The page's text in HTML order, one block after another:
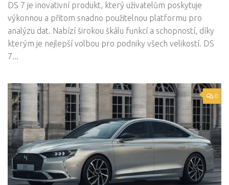
DS 7 je inovativní produkt, který uživatelům poskytuje
výkonnou a přitom snadno použitelnou platformu pro
analýzu dat. Nabízí širokou škálu funkcí a schopností, díky
kterým je nejlepší volbou pro podniky všech velikostí. DS
7...
0